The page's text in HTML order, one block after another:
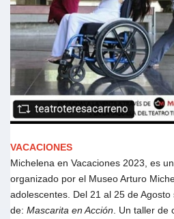
VACACIONES
Michelena en Vacaciones 2023, es
organizado por el Museo Arturo
adolescentes. Del 21 al 25 de
de: Mascarita en Acción . Un taller